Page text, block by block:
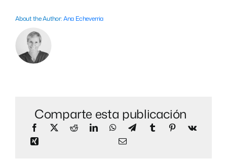
About the Author:Ana Echeverria
Comparte esta publicación